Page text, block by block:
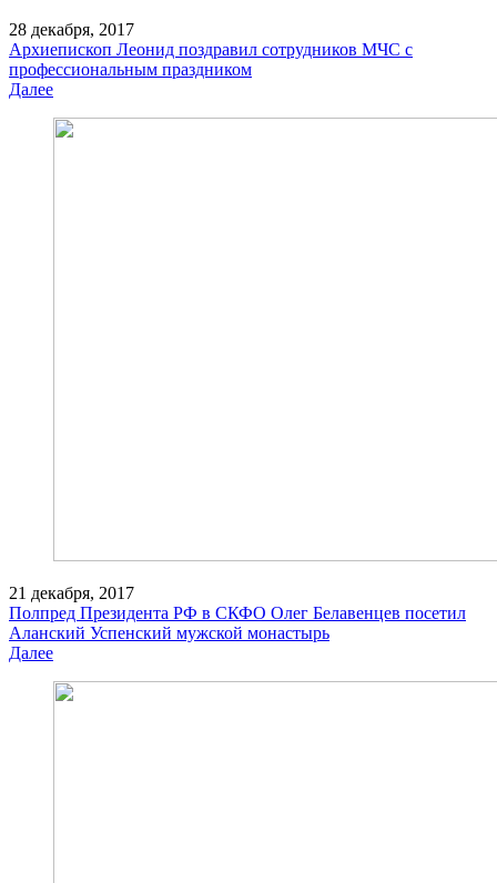
28 декабря, 2017
Архиепископ Леонид поздравил сотрудников МЧС с
профессиональным праздником
Далее
21 декабря, 2017
Полпред Президента РФ в СКФО Олег Белавенцев посетил
Аланский Успенский мужской монастырь
Далее